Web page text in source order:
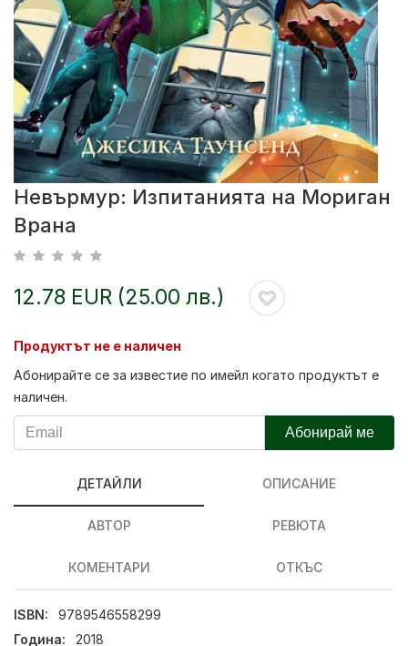
Невърмур: Изпитанията на Мориган
Врана
12.78 EUR (25.00 лв.)
Продуктът не е наличен
Абонирайте се за известие по имейл когато продуктът е
наличен.
Абонирай ме
ДЕТАЙЛИ ОПИСАНИЕ
АВТОР РЕВЮТА
КОМЕНТАРИ ОТКЪС
ISBN:
9789546558299
Година:
2018